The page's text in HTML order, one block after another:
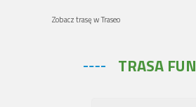
Zobacz trasę w Traseo
TRASA FUN